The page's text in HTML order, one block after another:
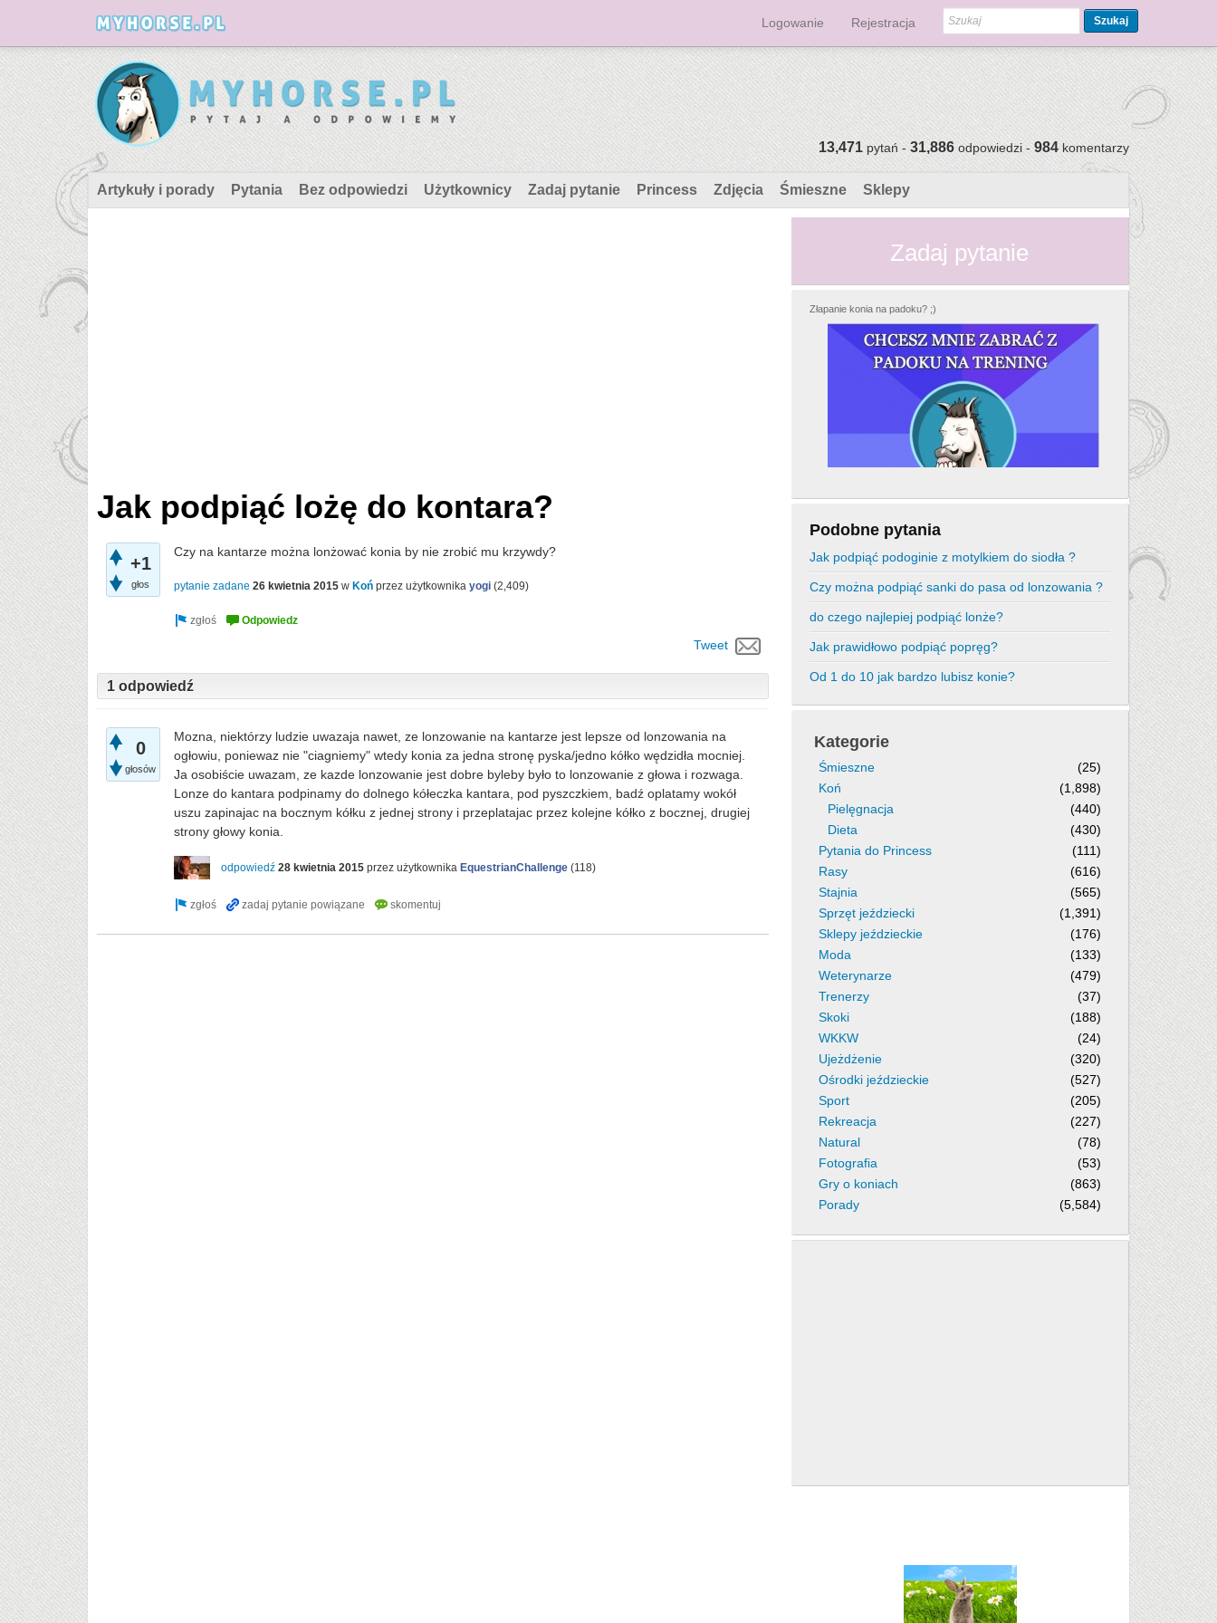
Logowanie Rejestracja Szukaj
13,471pytań -31,886odpowiedzi -984komentarzy
Artykuły i porady Pytania Bez odpowiedzi Użytkownicy Zadaj pytanie Princess Zdjęcia Śmieszne Sklepy
Jak podpiąć lożę do kontara?
+1
głos
Czy na kantarze można lonżować konia by nie zrobić mu krzywdy?
pytanie zadane 26 kwietnia 2015 w Koń przez użytkownika yogi (2,409)
Tweet
1 odpowiedź
0
głosów
Mozna, niektórzy ludzie uwazaja nawet, ze lonzowanie na kantarze jest lepsze od lonzowania na
ogłowiu, poniewaz nie "ciagniemy" wtedy konia za jedna stronę pyska/jedno kółko wędzidła mocniej.
Ja osobiście uwazam, ze kazde lonzowanie jest dobre byleby było to lonzowanie z głowa i rozwaga.
Lonze do kantara podpinamy do dolnego kółeczka kantara, pod pyszczkiem, badź oplatamy wokół
uszu zapinajac na bocznym kółku z jednej strony i przeplatajac przez kolejne kółko z bocznej, drugiej
strony głowy konia.
odpowiedź 28 kwietnia 2015 przez użytkownika EquestrianChallenge (118)
Zadaj pytanie
Złapanie konia na padoku? ;)
Podobne pytania
Jak podpiąć podoginie z motylkiem do siodła ?
Czy można podpiąć sanki do pasa od lonzowania ?
do czego najlepiej podpiąć lonże?
Jak prawidłowo podpiąć popręg?
Od 1 do 10 jak bardzo lubisz konie?
Kategorie
Śmieszne
(25)
Koń
(1,898)
Pielęgnacja
(440)
Dieta
(430)
Pytania do Princess
(111)
Rasy
(616)
Stajnia
(565)
Sprzęt jeździecki
(1,391)
Sklepy jeździeckie
(176)
Moda
(133)
Weterynarze
(479)
Trenerzy
(37)
Skoki
(188)
WKKW
(24)
Ujeżdżenie
(320)
Ośrodki jeździeckie
(527)
Sport
(205)
Rekreacja
(227)
Natural
(78)
Fotografia
(53)
Gry o koniach
(863)
Porady
(5,584)